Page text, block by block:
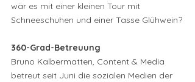
wär es mit einer kleinen Tour mit
Schneeschuhen und einer Tasse Glühwein?
360-Grad-Betreuung
Bruno Kalbermatten, Content & Media
betreut seit Juni die sozialen Medien der